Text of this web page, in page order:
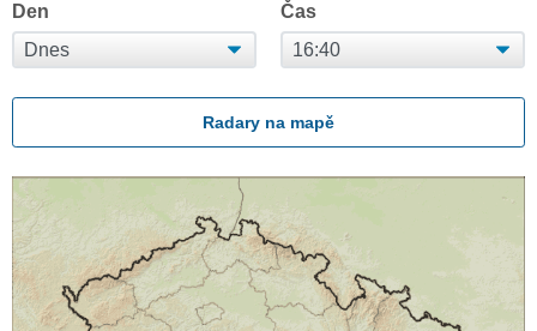
Den Čas
Radary na mapě